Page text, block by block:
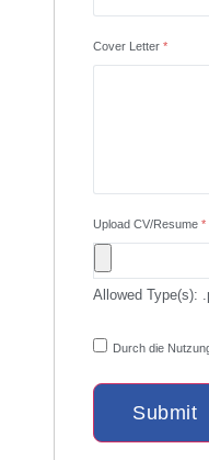
Cover Letter *
Upload CV/Resume *
Allowed Type(s):
Durch die